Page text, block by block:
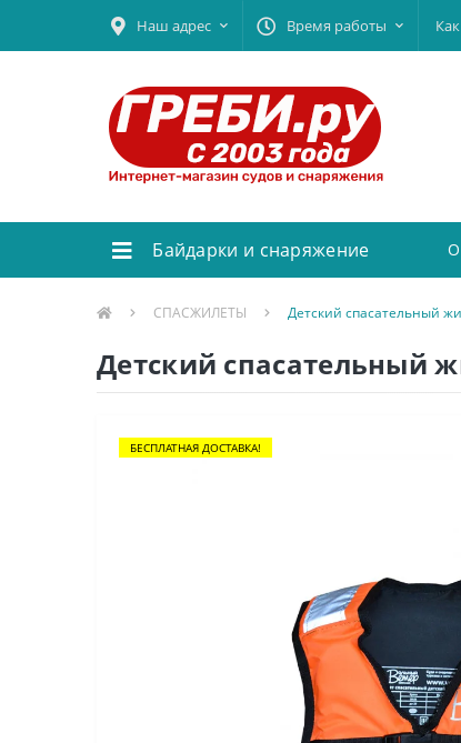
Наш адрес Время работы
Байдарки и снаряжение О
СПАСЖИЛЕТЫ Детский спасательный
Детский спасательный
БЕСПЛАТНАЯ ДОСТАВКА!